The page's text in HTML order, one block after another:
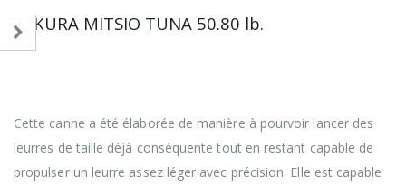
SAKURA MITSIO TUNA 50.80 lb.
Destinée aux pélagiques les que les thons et les
Cette canne a été élaborée de manière à pourvoir lancer des
leurres de taille déjà conséquente tout en restant capable de
propulser un leurre assez léger avec précision. Elle est capable